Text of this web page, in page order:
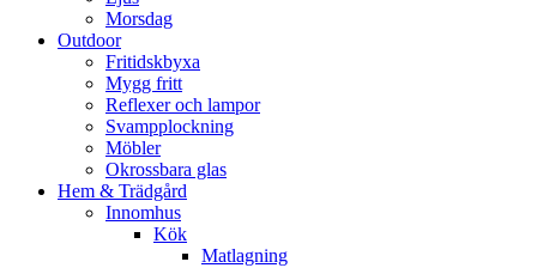
Morsdag
Outdoor
Fritidskbyxa
Mygg fritt
Reflexer och lampor
Svampplockning
Möbler
Okrossbara glas
Hem & Trädgård
Innomhus
Kök
Matlagning